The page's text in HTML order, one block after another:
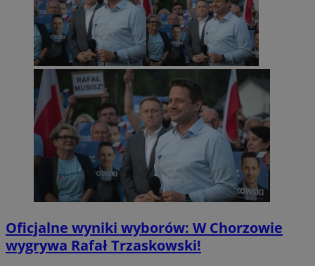
Oficjalne wyniki wyborów: W Chorzowie
wygrywa Rafał Trzaskowski!